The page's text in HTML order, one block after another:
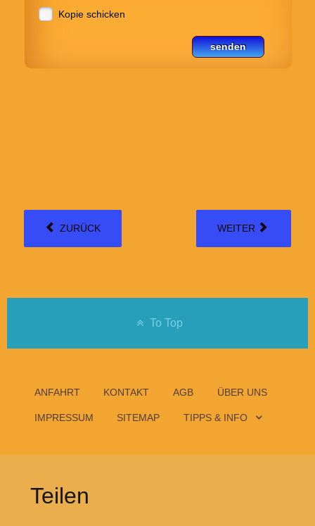
Kopie schicken
ZURÜCK WEITER
To Top
ANFAHRT KONTAKT AGB ÜBER UNS
IMPRESSUM SITEMAP TIPPS & INFO
Teilen